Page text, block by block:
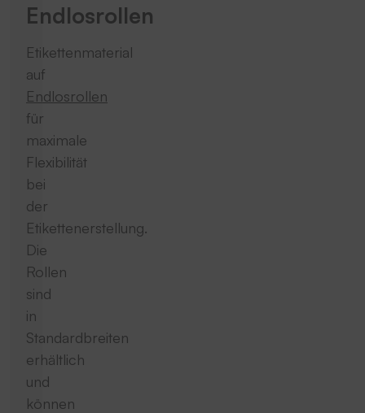
Endlosrollen
Etikettenmaterial
auf
Endlosrollen
für
maximale
Flexibilität
bei
der
Etikettenerstellung.
Die
Rollen
sind
in
Standardbreiten
erhältlich
und
können